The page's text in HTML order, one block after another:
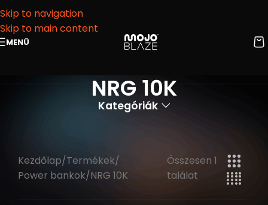
Skip to navigation
Skip to main content
MENÜ
NRG 10K
Kategóriák
Kezdőlap Termékek
Power bankok NRG 10K
Összesen 1
találat